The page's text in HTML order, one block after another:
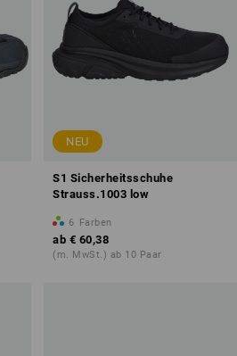
NEU
S1 Sicherheitsschuhe
Strauss.1003 low
6 Farben
ab € 60,38
(m. MwSt.) ab 10 Paar